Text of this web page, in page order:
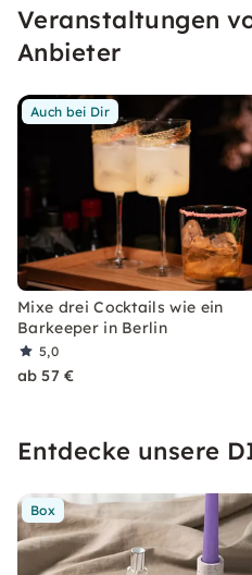
erleben, welches Du so
wirst.
Veranstaltungen
Anbieter
Auch bei Dir
Mixe drei Cocktails wie ein
Barkeeper in Berlin
5,0
ab 57 €
Entdecke unsere
Box